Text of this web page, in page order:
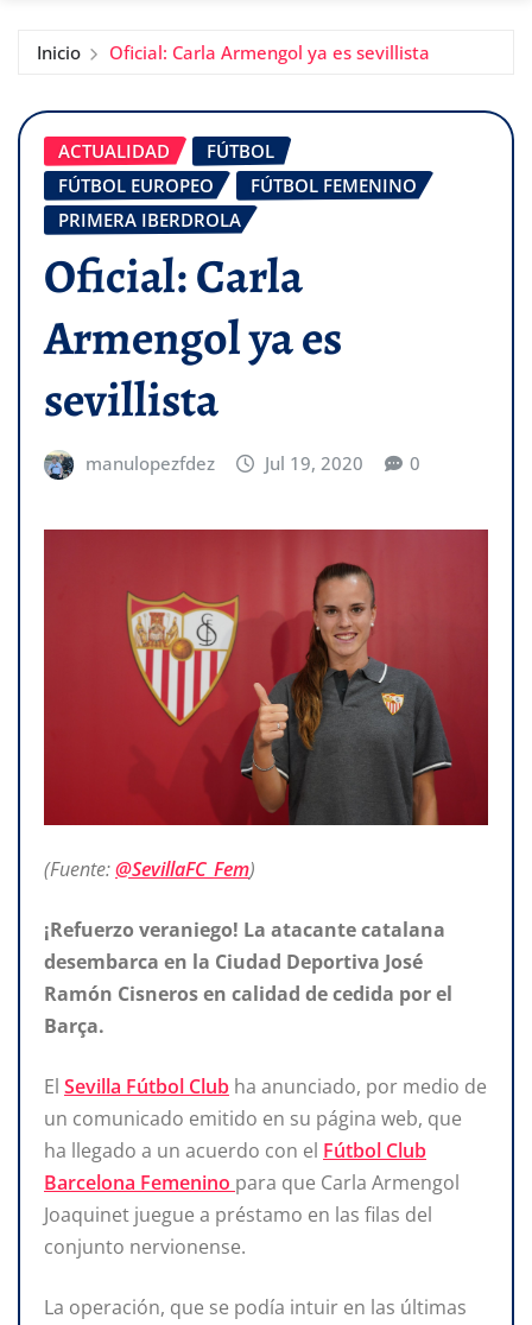
Inicio Oficial: Carla Armengol ya es sevillista
ACTUALIDAD
FÚTBOL
FÚTBOL EUROPEO
FÚTBOL FEMENINO
PRIMERA IBERDROLA
Oficial: Carla
Armengol ya es
sevillista
manulopezfdez Jul 19, 2020 0
(Fuente:@SevillaFC_Fem)
¡Refuerzo veraniego! La atacante catalana
desembarca en la Ciudad Deportiva José
Ramón Cisneros en calidad de cedida por el
Barça.
El Sevilla Fútbol Club ha anunciado, por medio de
un comunicado emitido en su página web, que
ha llegado a un acuerdo con el Fútbol Club
Barcelona Femenino para que Carla Armengol
Joaquinet juegue a préstamo en las filas del
conjunto nervionense.
La operación, que se podía intuir en las últimas